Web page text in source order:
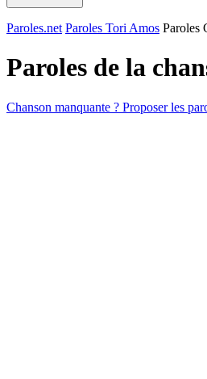
Paroles.net Paroles Tori Amos Paroles
Paroles de la
Chanson manquante ? Proposer les